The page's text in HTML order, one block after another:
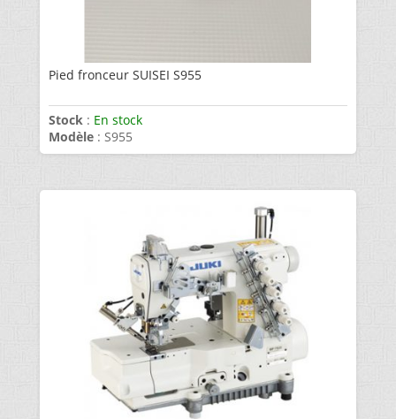
Pied fronceur SUISEI S955
Stock: En stock
Modèle: S955